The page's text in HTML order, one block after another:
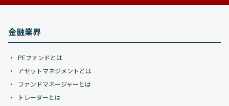
金融業界
PEファンドとは
アセットマネジメントとは
ファンドマネージャーとは
トレーダーとは